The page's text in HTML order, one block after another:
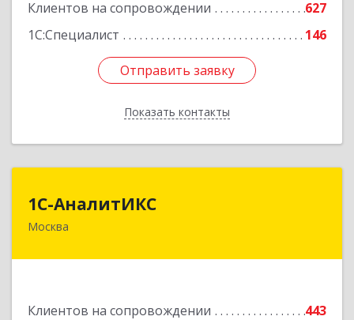
Клиентов на сопровождении
627
1С:Специалист
146
Отправить заявку
Показать контакты
Отправить заявку
Назад
1С-АналитИКС
Москва
Клиентов на сопровождении
443
125167, Москва г, Планетная улица ул, дом №